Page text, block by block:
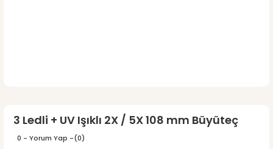
3 Ledli + UV Işıklı 2X / 5X 108 mm Büyüteç
0 - Yorum Yap -(0)